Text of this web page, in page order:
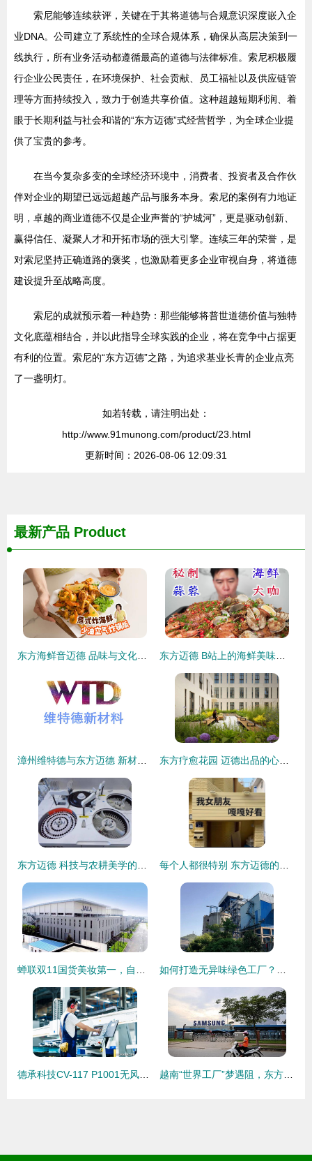
索尼能够连续获评，关键在于其将道德与合规意识深度嵌入企
业DNA。公司建立了系统性的全球合规体系，确保从高层决策到一
线执行，所有业务活动都遵循最高的道德与法律标准。索尼积极履
行企业公民责任，在环境保护、社会贡献、员工福祉以及供应链管
理等方面持续投入，致力于创造共享价值。这种超越短期利润、着
眼于长期利益与社会和谐的“东方迈德”式经营哲学，为全球企业提
供了宝贵的参考。
在当今复杂多变的全球经济环境中，消费者、投资者及合作伙
伴对企业的期望已远远超越产品与服务本身。索尼的案例有力地证
明，卓越的商业道德不仅是企业声誉的“护城河”，更是驱动创新、
赢得信任、凝聚人才和开拓市场的强大引擎。连续三年的荣誉，是
对索尼坚持正确道路的褒奖，也激励着更多企业审视自身，将道德
建设提升至战略高度。
索尼的成就预示着一种趋势：那些能够将普世道德价值与独特
文化底蕴相结合，并以此指导全球实践的企业，将在竞争中占据更
有利的位置。索尼的“东方迈德”之路，为追求基业长青的企业点亮
了一盏明灯。
如若转载，请注明出处：
http://www.91munong.com/product/23.html
更新时间：2026-08-06 12:09:31
最新产品 Product